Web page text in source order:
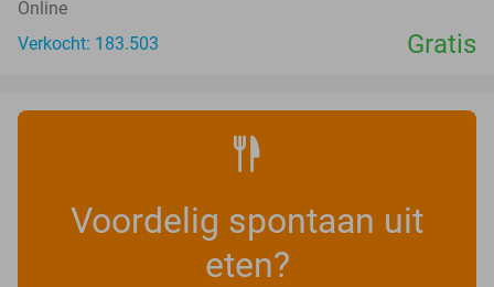
Online
Verkocht: 183.503
Gratis
Voordelig spontaan uit
eten?